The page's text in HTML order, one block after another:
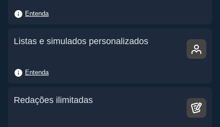
Entenda
Listas e simulados personalizados
Entenda
Redações ilimitadas